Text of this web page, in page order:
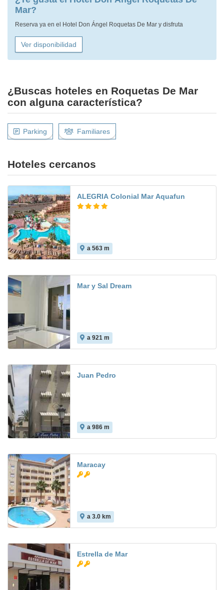
Mar?
Reserva ya en el Hotel Don Ángel Roquetas De Mar y disfruta
Ver disponibilidad
¿Buscas hoteles en Roquetas De Mar
con alguna característica?
Parking Familiares
Hoteles cercanos
ALEGRIA Colonial Mar Aquafun
a 563 m
Mar y Sal Dream
a 921 m
Juan Pedro
a 986 m
Maracay
a 3.0 km
Estrella de Mar